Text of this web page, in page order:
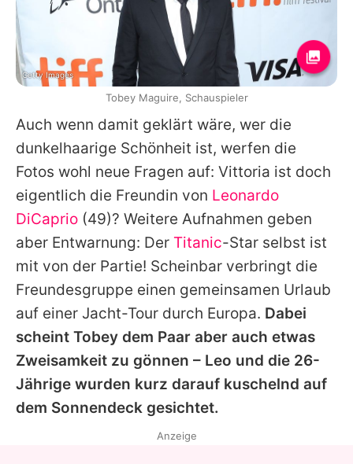
Auch wenn damit geklärt wäre, wer die
dunkelhaarige Schönheit ist, werfen die
Fotos wohl neue Fragen auf: Vittoria ist doch
eigentlich die Freundin von Leonardo
DiCaprio (49)? Weitere Aufnahmen geben
aber Entwarnung: Der Titanic-Star selbst ist
mit von der Partie! Scheinbar verbringt die
Freundesgruppe einen gemeinsamen Urlaub
auf einer Jacht-Tour durch Europa. Dabei
scheint Tobey dem Paar aber auch etwas
Zweisamkeit zu gönnen – Leo und die 26-
Jährige wurden kurz darauf kuschelnd auf
dem Sonnendeck gesichtet.
Getty Images
Tobey Maguire, Schauspieler
Anzeige